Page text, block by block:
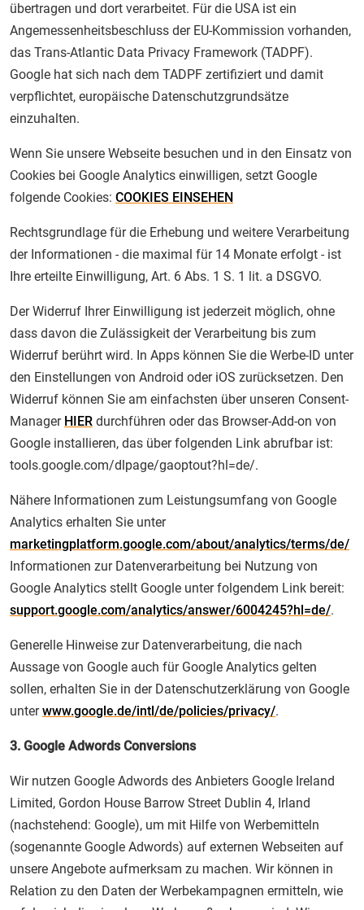
übertragen und dort verarbeitet. Für die USA ist ein
Angemessenheitsbeschluss der EU-Kommission vorhanden,
das Trans-Atlantic Data Privacy Framework (TADPF).
Google hat sich nach dem TADPF zertifiziert und damit
verpflichtet, europäische Datenschutzgrundsätze
einzuhalten.
Wenn Sie unsere Webseite besuchen und in den Einsatz von
Cookies bei Google Analytics einwilligen, setzt Google
folgende Cookies: COOKIES EINSEHEN
Rechtsgrundlage für die Erhebung und weitere Verarbeitung
der Informationen - die maximal für 14 Monate erfolgt - ist
Ihre erteilte Einwilligung, Art. 6 Abs. 1 S. 1 lit. a DSGVO.
Der Widerruf Ihrer Einwilligung ist jederzeit möglich, ohne
dass davon die Zulässigkeit der Verarbeitung bis zum
Widerruf berührt wird. In Apps können Sie die Werbe-ID unter
den Einstellungen von Android oder iOS zurücksetzen. Den
Widerruf können Sie am einfachsten über unseren Consent-
Manager HIER durchführen oder das Browser-Add-on von
Google installieren, das über folgenden Link abrufbar ist:
tools.google.com/dlpage/gaoptout?hl=de/.
Nähere Informationen zum Leistungsumfang von Google
Analytics erhalten Sie unter
marketingplatform.google.com/about/analytics/terms/de/
Informationen zur Datenverarbeitung bei Nutzung von
Google Analytics stellt Google unter folgendem Link bereit:
support.google.com/analytics/answer/6004245?hl=de/.
Generelle Hinweise zur Datenverarbeitung, die nach
Aussage von Google auch für Google Analytics gelten
sollen, erhalten Sie in der Datenschutzerklärung von Google
unterwww.google.de/intl/de/policies/privacy/.
3. Google Adwords Conversions
Wir nutzen Google Adwords des Anbieters Google Ireland
Limited, Gordon House Barrow Street Dublin 4, Irland
(nachstehend: Google), um mit Hilfe von Werbemitteln
(sogenannte Google Adwords) auf externen Webseiten auf
unsere Angebote aufmerksam zu machen. Wir können in
Relation zu den Daten der Werbekampagnen ermitteln, wie